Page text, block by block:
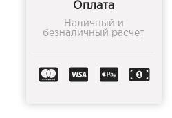
Оплата
Наличный и
безналичный расчет